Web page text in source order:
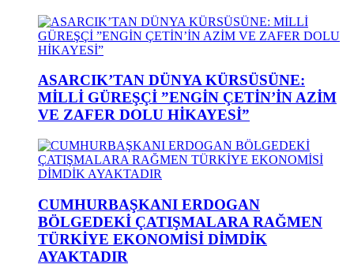
ASARCIK’TAN DÜNYA KÜRSÜSÜNE:
MİLLİ GÜREŞÇİ ”ENGİN ÇETİN’İN AZİM
VE ZAFER DOLU HİKAYESİ”
CUMHURBAŞKANI ERDOGAN
BÖLGEDEKİ ÇATIŞMALARA RAĞMEN
TÜRKİYE EKONOMİSİ DİMDİK
AYAKTADIR